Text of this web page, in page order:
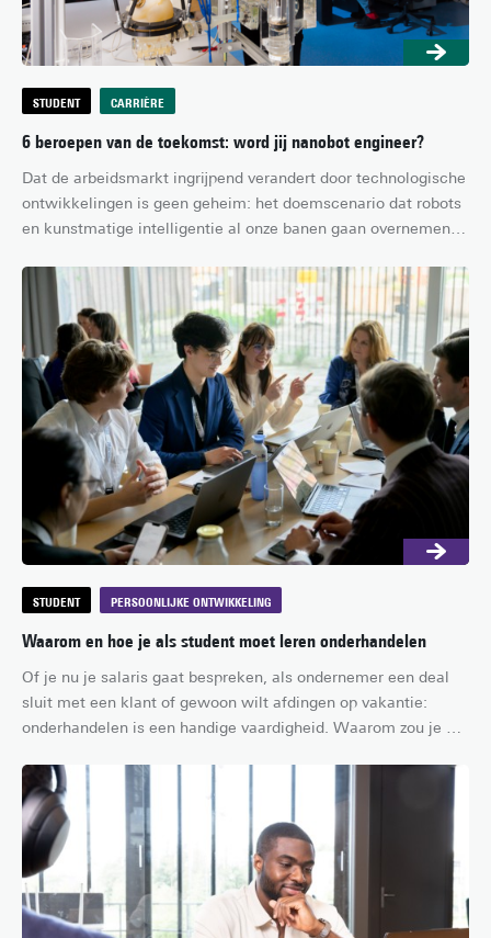
STUDENT CARRIÈRE
6 beroepen van de toekomst: word jij nanobot engineer?
Dat de arbeidsmarkt ingrijpend verandert door technologische
ontwikkelingen is geen geheim: het doemscenario dat robots
en kunstmatige intelligentie al onze banen gaan overnemen
toekomstgerichte – nog een beetje futuristische - beroepen,
die jij als afgestudeerde misschien wel gaat beoefenen!
STUDENT PERSOONLIJKE ONTWIKKELING
Waarom en hoe je als student moet leren onderhandelen
Of je nu je salaris gaat bespreken, als ondernemer een deal
sluit met een klant of gewoon wilt afdingen op vakantie:
onderhandelen is een handige vaardigheid. Waarom zou je er
studentonderhandelaar Richard waarom en hoe je je
onderhandelingsvaardigheden kunt verbeteren voordat je aan
je professionele carrière begint.